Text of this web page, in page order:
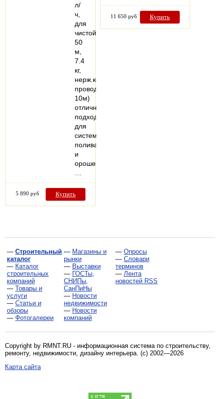
л/
ч,
для
чистой,
50
м,
7.4
кг,
нерж.корпус,
провод
10м)
отлично
подходит
для
систем
полива
и
орошения,
5 890 руб Купить
11 650 руб Купить
— Строительный
каталог
— Каталог
строительных
компаний
— Товары и
услуги
— Статьи и
обзоры
— Фотогалереи
— Магазины и
рынки
— Выставки
— ГОСТы,
СНИПы,
СанПиНы
— Новости
недвижимости
— Новости
компаний
— Опросы
— Словари
терминов
— Лента
новостей RSS
Copyright by RMNT.RU - информационная система по строительству,
ремонту, недвижимости, дизайну интерьера . (c) 2002—2026
Карта сайта